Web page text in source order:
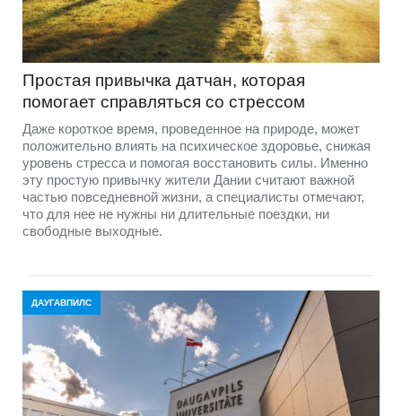
Простая привычка датчан, которая
помогает справляться со стрессом
Даже короткое время, проведенное на природе, может
положительно влиять на психическое здоровье, снижая
уровень стресса и помогая восстановить силы. Именно
эту простую привычку жители Дании считают важной
частью повседневной жизни, а специалисты отмечают,
что для нее не нужны ни длительные поездки, ни
свободные выходные.
ДАУГАВПИЛС